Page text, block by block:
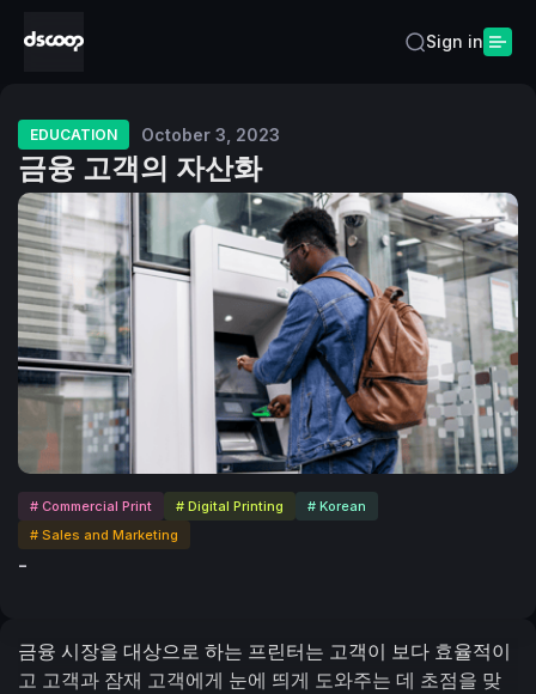
Sign in
EDUCATION October 3, 2023
금융 고객의 자산화
# Commercial Print # Digital Printing
# Korean
# Sales and Marketing
-
금융 시장을 대상으로 하는 프린터는 고객이 보다 효율적이
고 고객과 잠재 고객에게 눈에 띄게 도와주는 데 초점을 맞